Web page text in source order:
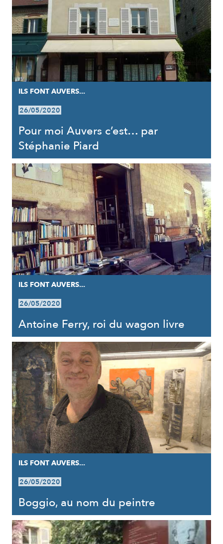
ILS FONT AUVERS...
26/05/2020
Pour moi Auvers c’est… par
Stéphanie Piard
ILS FONT AUVERS...
26/05/2020
Antoine Ferry, roi du wagon livre
ILS FONT AUVERS...
26/05/2020
Boggio, au nom du peintre